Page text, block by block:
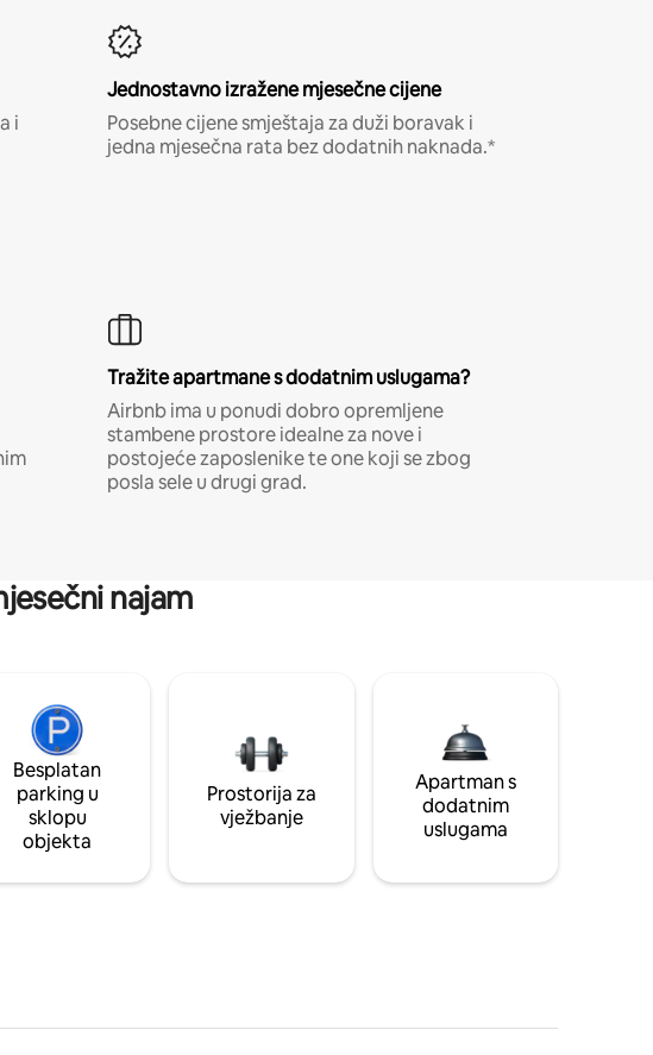
i
Jednostavno izražene mjesečne cijene
Posebne cijene smještaja za duži boravak i
jedna mjesečna rata bez dodatnih naknada.*
Tražite apartmane s dodatnim uslugama?
Airbnb ima u ponudi dobro opremljene
stambene prostore idealne za nove i
postojeće zaposlenike te one koji se zbog
posla sele u drugi grad.
najam
Besplatan
parking u
sklopu
objekta
Prostorija za
vježbanje
Apartman s
dodatnim
uslugama